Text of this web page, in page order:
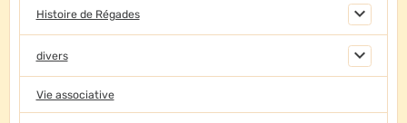
Histoire de Régades
divers
Vie associative